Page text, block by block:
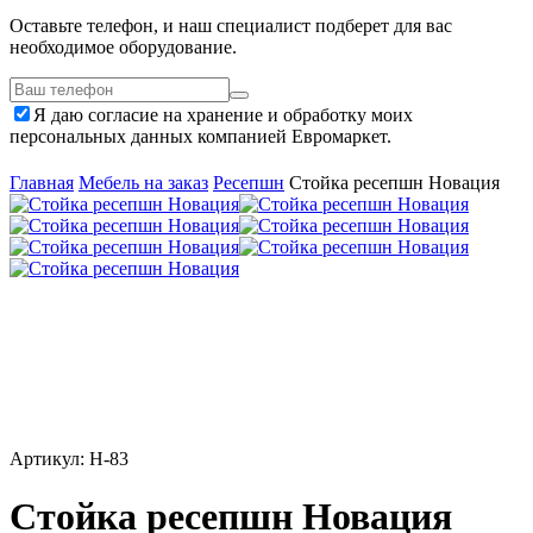
Оставьте телефон, и наш специалист подберет для вас
необходимое оборудование.
Я даю согласие на хранение и обработку моих
персональных данных компанией Евромаркет.
Главная Мебель на заказ Ресепшн Стойка ресепшн Новация
Артикул: Н-83
Стойка ресепшн Новация